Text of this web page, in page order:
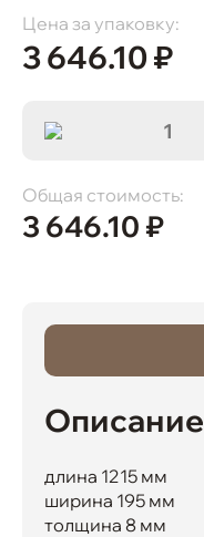
Цена за упаковку:
3 646.10₽
Общая стоимость:
3 646.10 ₽
Описание
длина 1215 мм
ширина 195 мм
толщина 8 мм